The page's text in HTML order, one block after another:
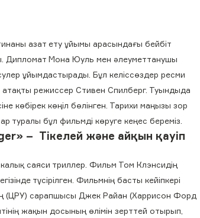
азат ету ұйымы арасындағы бейбіт
Дипломат Мона Юуль мен әлеуметтанушы
ұйымдастырады. Бұл келіссөздер ресми
атақты режиссер Стивен Спилберг. Туындыда
көбірек көңіл бөлінген. Тарихи маңызы зор
бұл фильмді көруге кеңес береміз.
– Тікелей және айқын қауіп
саяси триллер. Фильм Том Клэнсидің
түсірілген. Фильмнің басты кейіпкері
(ЦРУ) сарапшысы Джек Райан (Харрисон Форд
жақын досының өлімін зерттей отырып,